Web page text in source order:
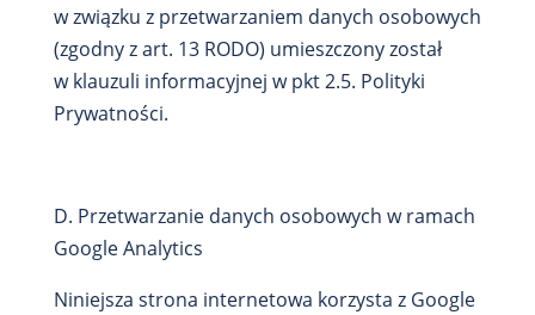
w związku z przetwarzaniem danych osobowych
(zgodny z art. 13 RODO) umieszczony został
w klauzuli informacyjnej w pkt 2.5. Polityki
Prywatności.
D. Przetwarzanie danych osobowych w ramach
Google Analytics
Niniejsza strona internetowa korzysta z Google